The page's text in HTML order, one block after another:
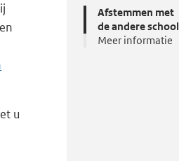
u
Afstemmen met
de andere school
Meer informatie